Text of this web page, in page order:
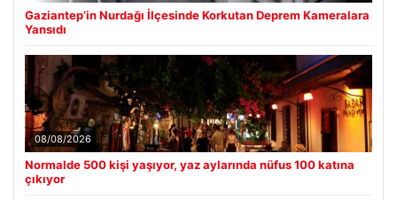
Gaziantep’in Nurdağı İlçesinde Korkutan Deprem Kameralara
Yansıdı
08/08/2026
Normalde 500 kişi yaşıyor, yaz aylarında nüfus 100 katına
çıkıyor